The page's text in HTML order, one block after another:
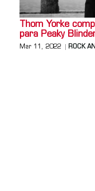
Thom Yorke
para Peaky
Mar 11, 2022 ROCK